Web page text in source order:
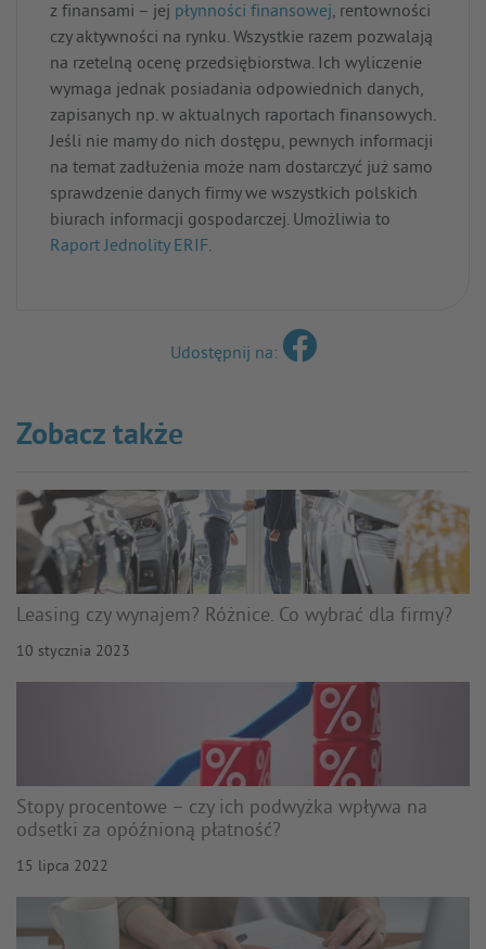
z finansami – jej płynności finansowej, rentowności
czy aktywności na rynku. Wszystkie razem pozwalają
na rzetelną ocenę przedsiębiorstwa. Ich wyliczenie
wymaga jednak posiadania odpowiednich danych,
zapisanych np. w aktualnych raportach finansowych.
Jeśli nie mamy do nich dostępu, pewnych informacji
na temat zadłużenia może nam dostarczyć już samo
sprawdzenie danych firmy we wszystkich polskich
biurach informacji gospodarczej. Umożliwia to
Raport Jednolity ERIF.
Udostępnij na:
Zobacz także
Leasing czy wynajem? Różnice. Co wybrać dla firmy?
10 stycznia 2023
Stopy procentowe – czy ich podwyżka wpływa na
odsetki za opóźnioną płatność?
15 lipca 2022